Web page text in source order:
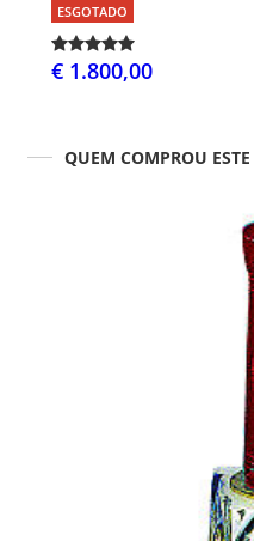
ESGOTADO
€ 1.800,00
QUEM COMPROU